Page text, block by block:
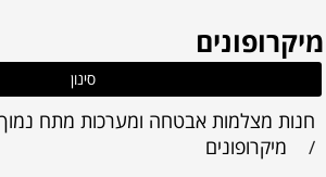
מיקרופונים
סינון
חנות מצלמות אבטחה ומערכות מתח נמוך
/ מיקרופונים